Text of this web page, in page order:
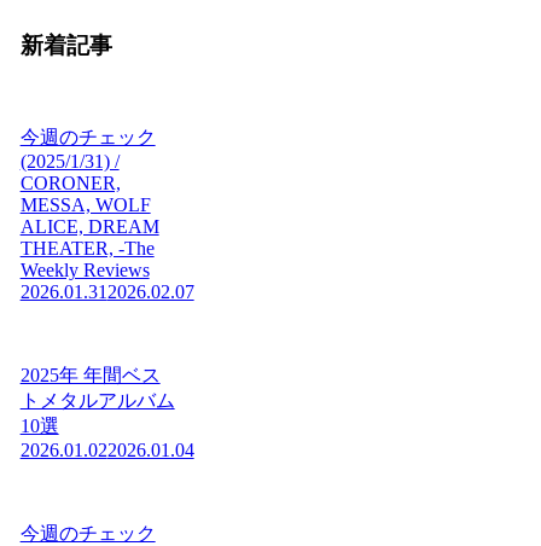
新着記事
今週のチェック
(2025/1/31) /
CORONER,
MESSA, WOLF
ALICE, DREAM
THEATER, -The
Weekly Reviews
2026.01.31 2026.02.07
2025年 年間ベス
トメタルアルバム
10選
2026.01.022026.01.04
今週のチェック